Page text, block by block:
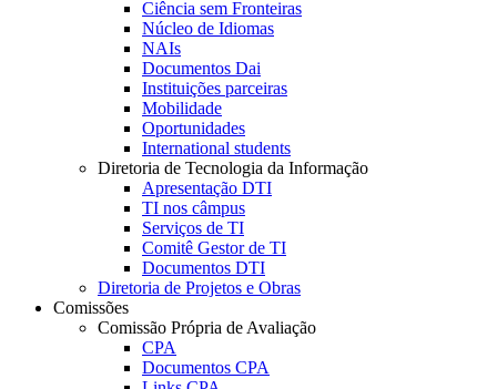
Ciência sem Fronteiras
Núcleo de Idiomas
NAIs
Documentos Dai
Instituições parceiras
Mobilidade
Oportunidades
International students
Diretoria de Tecnologia da Informação
Apresentação DTI
TI nos câmpus
Serviços de TI
Comitê Gestor de TI
Documentos DTI
Diretoria de Projetos e Obras
Comissões
Comissão Própria de Avaliação
CPA
Documentos CPA